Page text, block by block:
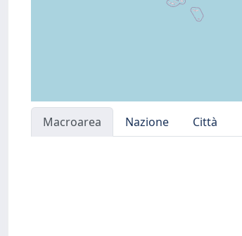
Macroarea Nazione Città